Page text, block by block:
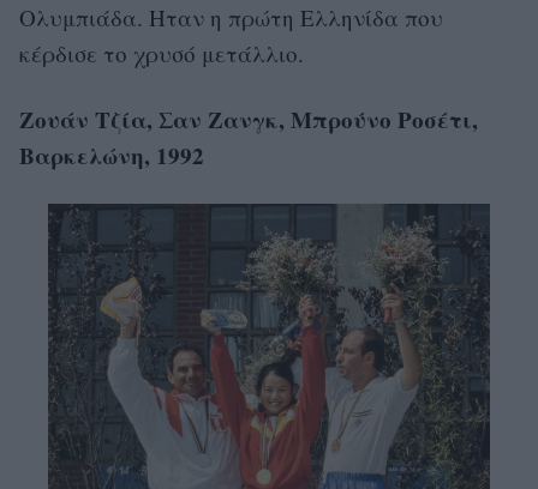
Ολυμπιάδα. Ηταν η πρώτη Ελληνίδα που
κέρδισε το χρυσό μετάλλιο.
Ζουάν Τζία, Σαν Ζανγκ, Μπρούνο Ροσέτι,
Βαρκελώνη, 1992